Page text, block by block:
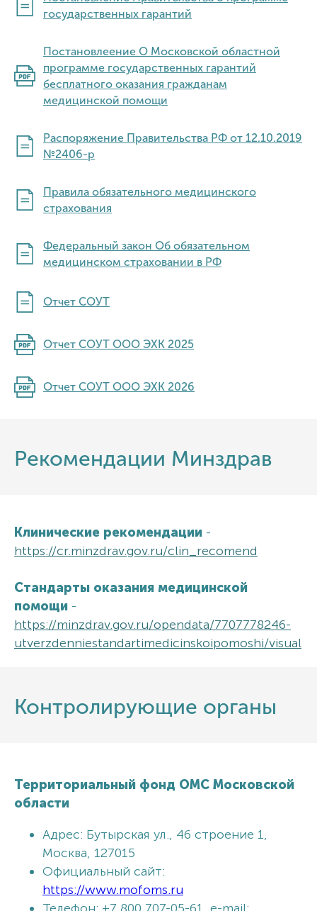
государственных гарантий
Постановлеение О Московской областной
программе государственных гарантий
бесплатного оказания гражданам
медицинской помощи
Распоряжение Правительства РФ от 12.10.2019
№2406-р
Правила обязательного медицинского
страхования
Федеральный закон Об обязательном
медицинском страховании в РФ
Отчет СОУТ
Отчет СОУТ ООО ЭХК 2025
Отчет СОУТ ООО ЭХК 2026
Рекомендации Минздрав
Клинические рекомендации -
https://cr.minzdrav.gov.ru/clin_recomend
Стандарты оказания медицинской
помощи -
https://minzdrav.gov.ru/opendata/7707778246-
utverzdenniestandartimedicinskoipomoshi/visual
Контролирующие органы
Территориальный фонд ОМС Московской
области
Адрес: Бутырская ул., 46 строение 1,
Москва, 127015
Официальный сайт:
https://www.mofoms.ru